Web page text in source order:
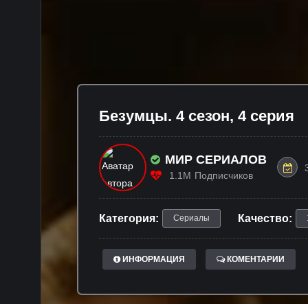
Бeзyмцы. 4 сезон, 4 серия
МИР СЕРИАЛОВ
1.1M Подписчиков
Категория: Сериалы Качество:
ИНФОРМАЦИЯ КОМЕНТАРИИ